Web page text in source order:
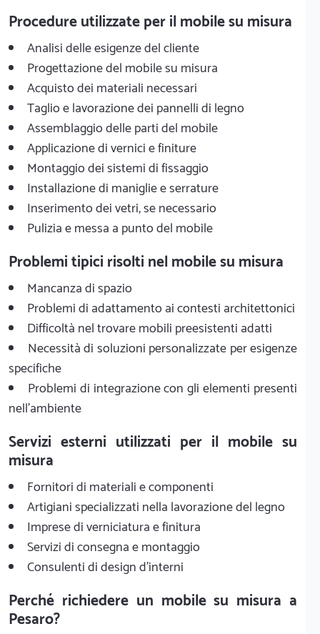
Procedure utilizzate per il mobile su misura
Analisi delle esigenze del cliente
Progettazione del mobile su misura
Acquisto dei materiali necessari
Taglio e lavorazione dei pannelli di legno
Assemblaggio delle parti del mobile
Applicazione di vernici e finiture
Montaggio dei sistemi di fissaggio
Installazione di maniglie e serrature
Inserimento dei vetri, se necessario
Pulizia e messa a punto del mobile
Problemi tipici risolti nel mobile su misura
Mancanza di spazio
Problemi di adattamento ai contesti architettonici
Difficoltà nel trovare mobili preesistenti adatti
Necessità di soluzioni personalizzate per esigenze
specifiche
Problemi di integrazione con gli elementi presenti
nell'ambiente
Servizi esterni utilizzati per il mobile su
misura
Fornitori di materiali e componenti
Artigiani specializzati nella lavorazione del legno
Imprese di verniciatura e finitura
Servizi di consegna e montaggio
Consulenti di design d'interni
Perché richiedere un mobile su misura a
Pesaro?